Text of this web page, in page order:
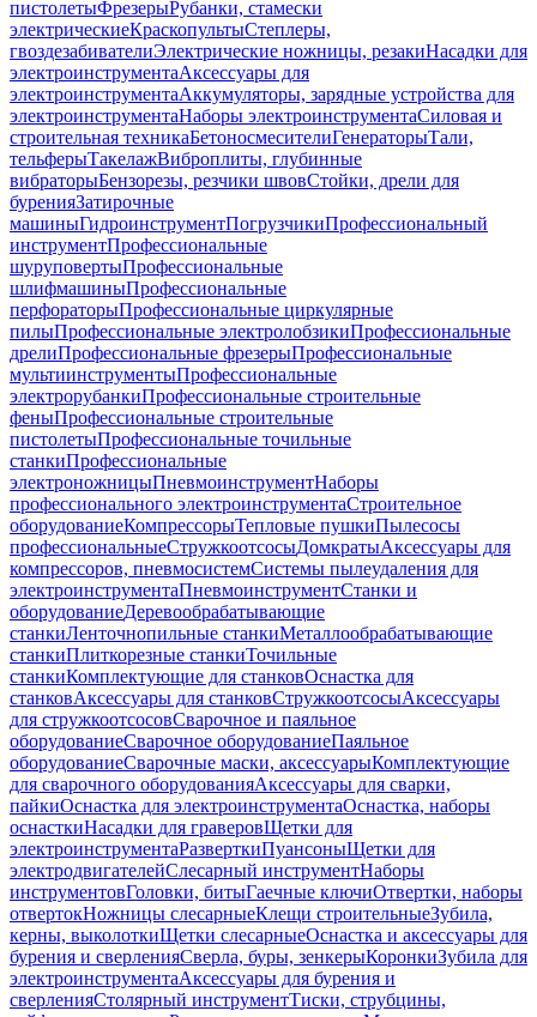
пистолетыФрезерыРубанки, стамески
электрическиеКраскопультыСтеплеры,
гвоздезабивателиЭлектрические ножницы, резакиНасадки для
электроинструментаАксессуары для
электроинструментаАккумуляторы, зарядные устройства для
электроинструментаНаборы электроинструментаСиловая и
строительная техникаБетоносмесителиГенераторыТали,
тельферыТакелажВиброплиты, глубинные
вибраторыБензорезы, резчики швовСтойки, дрели для
буренияЗатирочные
машиныГидроинструментПогрузчикиПрофессиональный
инструментПрофессиональные
шуруповертыПрофессиональные
шлифмашиныПрофессиональные
перфораторыПрофессиональные циркулярные
пилыПрофессиональные электролобзикиПрофессиональные
дрелиПрофессиональные фрезерыПрофессиональные
мультиинструментыПрофессиональные
электрорубанкиПрофессиональные строительные
феныПрофессиональные строительные
пистолетыПрофессиональные точильные
станкиПрофессиональные
электроножницыПневмоинструментНаборы
профессионального электроинструментаСтроительное
оборудованиеКомпрессорыТепловые пушкиПылесосы
профессиональныеСтружкоотсосыДомкратыАксессуары для
компрессоров, пневмосистемСистемы пылеудаления для
электроинструментаПневмоинструментСтанки и
оборудованиеДеревообрабатывающие
станкиЛенточнопильные станкиМеталлообрабатывающие
станкиПлиткорезные станкиТочильные
станкиКомплектующие для станковОснастка для
станковАксессуары для станковСтружкоотсосыАксессуары
для стружкоотсосовСварочное и паяльное
оборудованиеСварочное оборудованиеПаяльное
оборудованиеСварочные маски, аксессуарыКомплектующие
для сварочного оборудованияАксессуары для сварки,
пайкиОснастка для электроинструментаОснастка, наборы
оснасткиНасадки для граверовЩетки для
электроинструментаРазверткиПуансоныЩетки для
электродвигателейСлесарный инструментНаборы
инструментовГоловки, битыГаечные ключиОтвертки, наборы
отвертокНожницы слесарныеКлещи строительныеЗубила,
керны, выколоткиЩетки слесарныеОснастка и аксессуары для
бурения и сверленияСверла, буры, зенкерыКоронкиЗубила для
электроинструментаАксессуары для бурения и
сверленияСтолярный инструментТиски, струбцины,